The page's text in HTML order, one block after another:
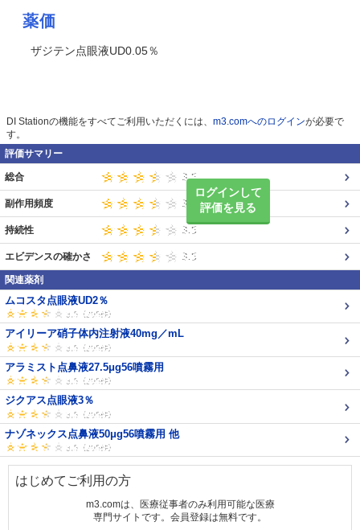
薬価
ザジテン点眼液UD0.05％
DI Stationの機能をすべてご利用いただくには、 m3.comへのログインが必要で
す。
評価サマリー
ログインして
評価を見る
総合
副作用頻度
持続性
エビデンスの確かさ
関連薬剤
ムコスタ点眼液UD2％
アイリーア硝子体内注射液40mg／mL
アラミスト点鼻液27.5μg56噴霧用
ジクアス点眼液3％
ナゾネックス点鼻液50μg56噴霧用 他
はじめてご利用の方
m3.comは、医療従事者のみ利用可能な医療
専門サイトです。会員登録は無料です。